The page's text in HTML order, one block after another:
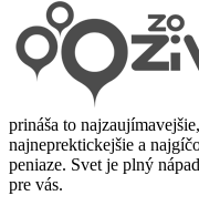
prináša to
najneprektickejšie a
peniaze. Svet je plný
pre vás.